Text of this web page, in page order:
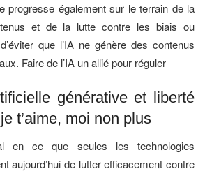
progresse également sur le terrain de la
et de la lutte contre les biais ou
que l’IA ne génère des contenus
Faire de l’IA un allié pour réguler
générative et liberté
t’aime, moi non plus
en ce que seules les technologies
aujourd’hui de lutter efficacement contre